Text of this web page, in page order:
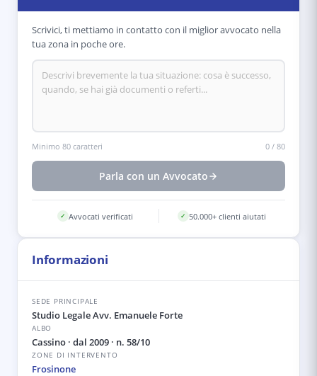
Scrivici, ti mettiamo in contatto con il miglior avvocato nella
tua zona in poche ore.
Minimo 80 caratteri 0 / 80
Parla con un Avvocato
✓ Avvocati verificati ✓ 50.000+ clienti aiutati
Informazioni
SEDE PRINCIPALE
Studio Legale Avv. Emanuele Forte
ALBO
Cassino · dal 2009 · n. 58/10
ZONE DI INTERVENTO
Frosinone